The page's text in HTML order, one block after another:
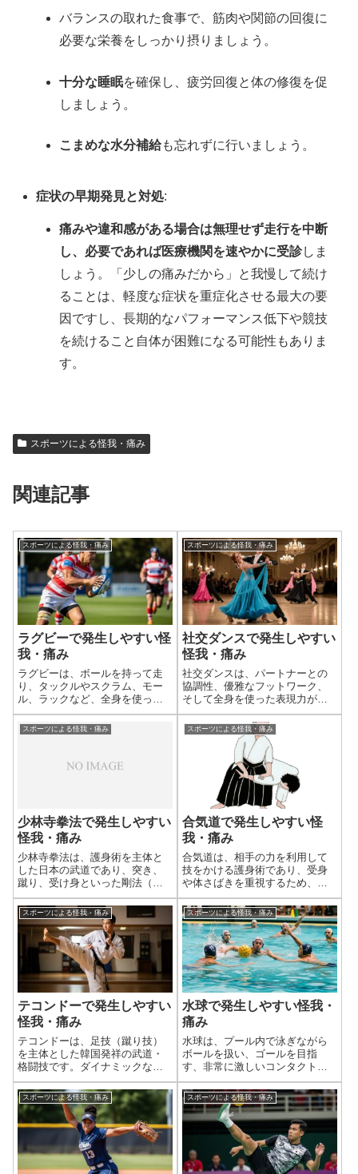
バランスの取れた食事で、筋肉や関節の回復に
必要な栄養をしっかり摂りましょう。
十分な睡眠を確保し、疲労回復と体の修復を促
しましょう。
こまめな水分補給も忘れずに行いましょう。
症状の早期発見と対処:
痛みや違和感がある場合は無理せず走行を中断
し、必要であれば医療機関を速やかに受診しま
しょう。「少しの痛みだから」と我慢して続け
ることは、軽度な症状を重症化させる最大の要
因ですし、長期的なパフォーマンス低下や競技
を続けること自体が困難になる可能性もありま
す。
スポーツによる怪我・痛み
関連記事
スポーツによる怪我・痛み
ラグビーで発生しやすい怪
我・痛み
ラグビーは、ボールを持って走
り、タックルやスクラム、モー
ル、ラックなど、全身を使った
激しいコンタクト（身体接触）
が特徴のスポーツです。選手同
士が高速で衝突したり、地面に
重篤な急性外傷のリスクが非常
スポーツによる怪我・痛み
社交ダンスで発生しやすい
怪我・痛み
社交ダンスは、パートナーとの
協調性、優雅なフットワーク、
そして全身を使った表現力が求
められるダンスです。複雑なス
テップ、繰り返し行われるター
ンやライズ＆フォール（昇降運
動）、そしてパートナーとの体
重移動やバランスは、身体の
様々な部位に負担を...
スポーツによる怪我・痛み
少林寺拳法で発生しやすい
怪我・痛み
少林寺拳法は、護身術を主体と
した日本の武道であり、突き、
蹴り、受け身といった剛法（打
撃系）と、投げ技、関節技、固
め技といった柔法（組技系）を
組み合わせた総合的な修練を行
います。そのため、練習内容に
よっては打撃による衝撃や、関
節への無理な負荷...
スポーツによる怪我・痛み
合気道で発生しやすい怪
我・痛み
合気道は、相手の力を利用して
技をかける護身術であり、受身
や体さばきを重視するため、他
の格闘技と比べて比較的安全な
武道とされています。しかし、
それでも関節への過度な負荷、
不適切な受身、転倒、そして稽
古中の偶発的な接触などによ
り、様々な外傷や怪...
スポーツによる怪我・痛み
テコンドーで発生しやすい
怪我・痛み
テコンドーは、足技（蹴り技）
を主体とした韓国発祥の武道・
格闘技です。ダイナミックな蹴
り技、素早いステップ、そして
相手選手とのコンタクト（接
触）が特徴で、全身に高い負荷
がかかります。特に、足首、
膝、股関節といった下肢の関節
や、腰、そして頭部、...
スポーツによる怪我・痛み
水球で発生しやすい怪我・
痛み
水球は、プール内で泳ぎながら
ボールを扱い、ゴールを目指
す、非常に激しいコンタクトス
ポーツです。シュートやパス、
相手とのボールの奪い合い、攻
防中の身体接触など、陸上競技
とは異なる水の抵抗や浮力を利
用した独特の動きが多いため、
水球特有の怪我や痛...
スポーツによる怪我・痛み スポーツによる怪我・痛み